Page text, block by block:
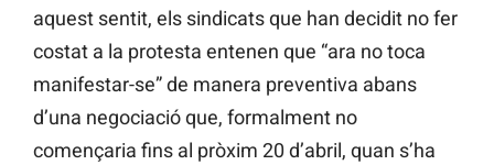
aquest sentit, els sindicats que han decidit no fer
costat a la protesta entenen que “ara no toca
manifestar-se” de manera preventiva abans
d’una negociació que, formalment no
començaria fins al pròxim 20 d’abril, quan s’ha